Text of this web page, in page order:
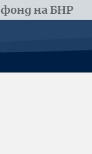
на БНР